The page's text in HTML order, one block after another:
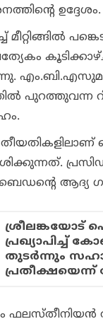
ഉദ്ദേശം.
മീറ്റിങ്ങില്‍
പുറത്തുവന്ന
ആദ്യ
ശ്രീലങ്കയോട്
പ്രഖ്യാപിച്ച്
തുടര്‍ന്നും